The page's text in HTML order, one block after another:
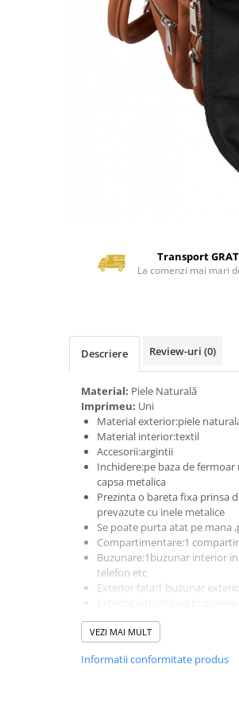
Transport
La comenzi mai mari
Descriere Review-uri (0)
Material: Piele Naturală
Imprimeu: Uni
Material exterior:piele
Material interior:textil
Accesorii:argintii
Inchidere:pe baza de
capsa metalica
Prezinta o bareta fixa prinsa
prevazute cu inele metalice
Se poate purta atat pe mana
Compartimentare:1
Buzunare:1buzunar interior
telefon etc
Exterior fata:1 buzunar
Dimensiuni:L=31 cm,l=16
Produs lucrat manual in Italia
VEZI MAI MULT
Informatii conformitate produs